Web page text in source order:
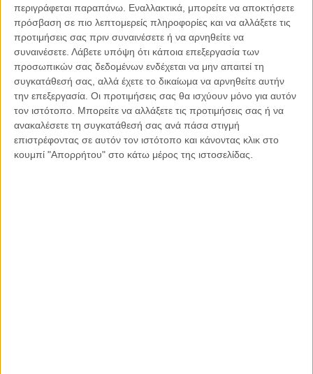
περιγράφεται παραπάνω. Εναλλακτικά, μπορείτε να αποκτήσετε
πρόσβαση σε πιο λεπτομερείς πληροφορίες και να αλλάξετε τις
προτιμήσεις σας πριν συναινέσετε ή να αρνηθείτε να
συναινέσετε. Λάβετε υπόψη ότι κάποια επεξεργασία των
προσωπικών σας δεδομένων ενδέχεται να μην απαιτεί τη
συγκατάθεσή σας, αλλά έχετε το δικαίωμα να αρνηθείτε αυτήν
την επεξεργασία. Οι προτιμήσεις σας θα ισχύουν μόνο για αυτόν
τον ιστότοπο. Μπορείτε να αλλάξετε τις προτιμήσεις σας ή να
ανακαλέσετε τη συγκατάθεσή σας ανά πάσα στιγμή
επιστρέφοντας σε αυτόν τον ιστότοπο και κάνοντας κλικ στο
κουμπί "Απορρήτου" στο κάτω μέρος της ιστοσελίδας.
κρατικών φορέων και ευρωπαϊκών θεσμών.
Η συμφωνία αναμένεται να εγκριθεί επίσημα εντός 14
ημερών, ώστε να τεθεί σε εφαρμογή από την 1η Ιανουαρίου
2026. Με την υιοθέτηση του προϋπολογισμού, η Ευρωπαϊκή
Ένωση επιχειρεί να διασφαλίσει σταθερότητα και συνέπεια
στη χρηματοδότηση των πολιτικών της, ενισχύοντας
παράλληλα τη δυνατότητά της να ανταποκρίνεται σε κρίσεις
και να διαμορφώνει ένα βιώσιμο και ανταγωνιστικό μέλλον
για όλους τους πολίτες της.